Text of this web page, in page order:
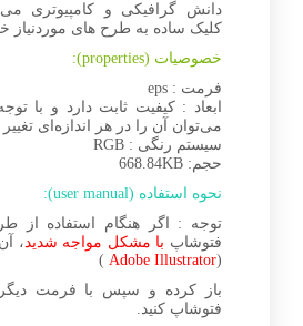
دانش گرافیکی و کامپیوتری
کلیک ساده به طرح های موردنیاز
خصوصیات (properties):
فرمت : eps
ابعاد : کیفیت ثابت دارد و با
می‌توان آن را در هر اندازه‌ای تغییر
سیستم رنگی : RGB
حجم: 668.84KB
نحوه استفاده (user manual):
توجه : اگر هنگام استفاده از
فتوشاپ با مشکل مواجه شدید،
(
Adobe Illustrator
)
باز کرده و سپس با فرمت
فتوشاپ کنید.